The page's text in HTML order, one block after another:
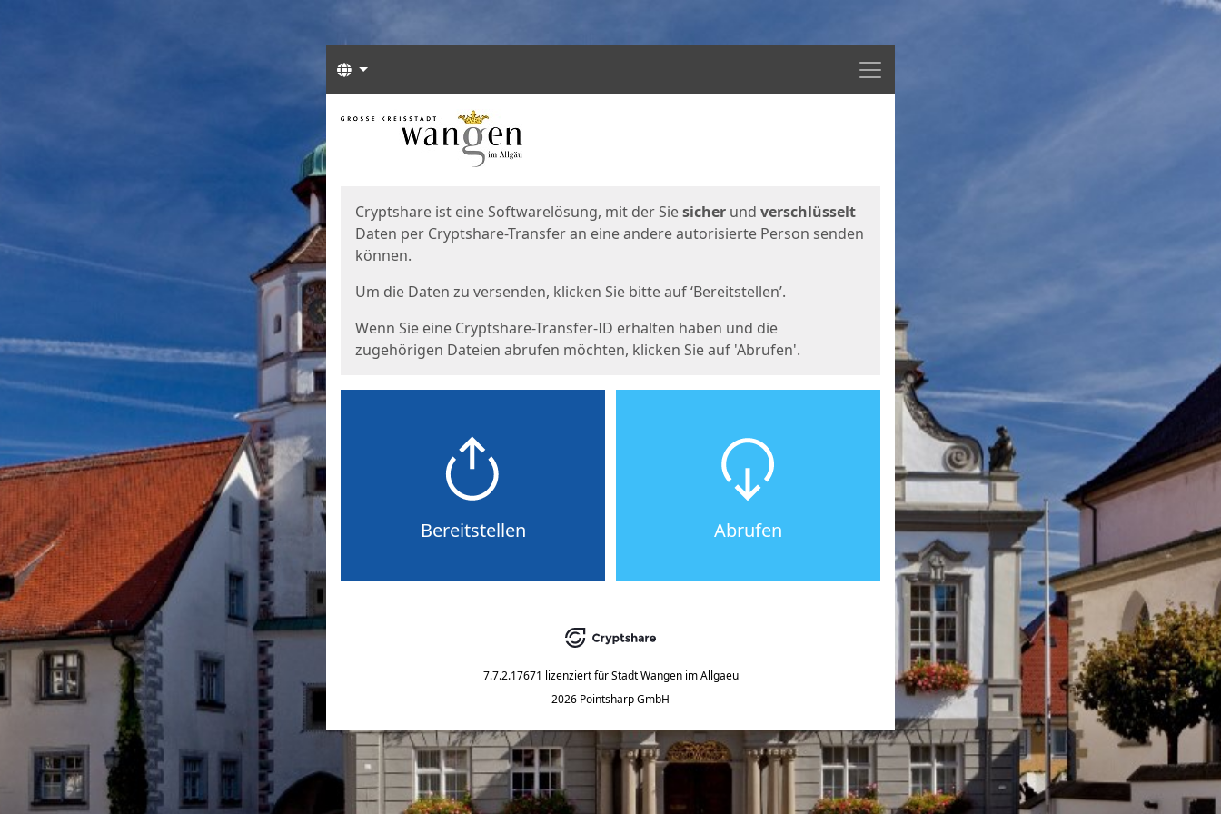
Menü
Sprachen
Start
Cryptshare ist eine Softwarelösung, mit der Siesicher und verschlüsselt
Daten per Cryptshare-Transfer an eine andere autorisierte Person senden
können.
Um die Daten zu versenden, klicken Sie bitte auf ‘Bereitstellen’.
Wenn Sie eine Cryptshare-Transfer-ID erhalten haben und die
zugehörigen Dateien abrufen möchten, klicken Sie auf 'Abrufen'.
Bereitstellen Abrufen
7.7.2.17671 lizenziert für Stadt Wangen im Allgaeu
2026 Pointsharp GmbH